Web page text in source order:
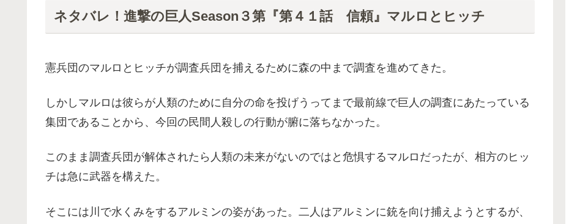
ネタバレ！進撃の巨人Season３第『第４１話 信頼』マルロとヒッチ
憲兵団のマルロとヒッチが調査兵団を捕えるために森の中まで調査を進めてきた。
しかしマルロは彼らが人類のために自分の命を投げうってまで最前線で巨人の調査にあたっている
集団であることから、今回の民間人殺しの行動が腑に落ちなかった。
このまま調査兵団が解体されたら人類の未来がないのではと危惧するマルロだったが、相方のヒッ
チは急に武器を構えた。
そこには川で水くみをするアルミンの姿があった。二人はアルミンに銃を向け捕えようとするが、